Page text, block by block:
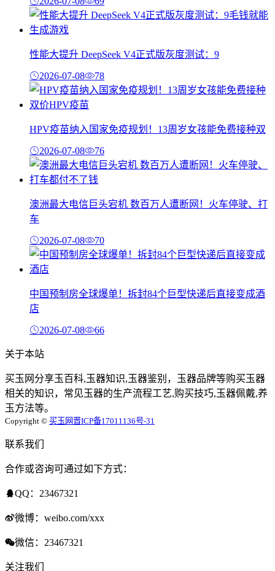
性能大提升 DeepSeek V4正式版灰度测试：9
2026-07-08 78
HPV疫苗纳入国家免疫规划！13周岁女孩能免费接种双
2026-07-08 76
澳洲最大电信巨头宕机 数百万人遭断网！火车停驶、打
车
2026-07-08 70
中国预制房全球爆单！拆封84个巨型快递后直接变成酒
店
2026-07-08 66
关于本站
买玉网分享玉百科,玉器知识,玉器鉴别，玉器品牌等购买玉器
相关的知识，常见玉器的生产流程工艺,购买技巧,玉器佩戴,养
玉方法等。
Copyright © 买玉网晋ICP备17011136号-31
联系我们
合作或咨询可通过如下方式：
QQ：23467321
微博：weibo.com/xxx
微信：23467321
关注我们